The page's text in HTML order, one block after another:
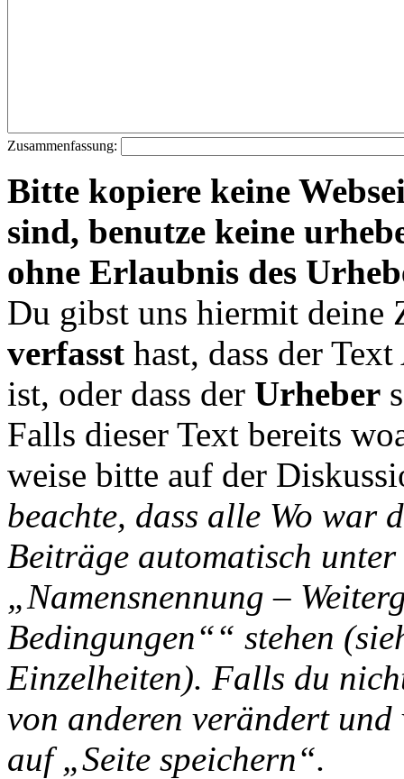
Zusammenfassung:
Bitte kopiere keine
sind, benutze keine
ohne Erlaubnis des
Du gibst uns hiermit deine
verfasst hast, dass der
ist, oder dass der Urheber
Falls dieser Text bereits
weise bitte auf der
beachte, dass alle Wo war
Beiträge automatisch
„Namensnennung –
Bedingungen““ stehen
Einzelheiten). Falls du
von anderen verändert
auf „Seite speichern“.